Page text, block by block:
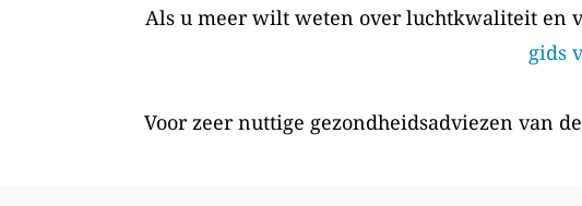
Als u meer wilt weten over luchtkwaliteit en
gids
Voor zeer nuttige gezondheidsadviezen van